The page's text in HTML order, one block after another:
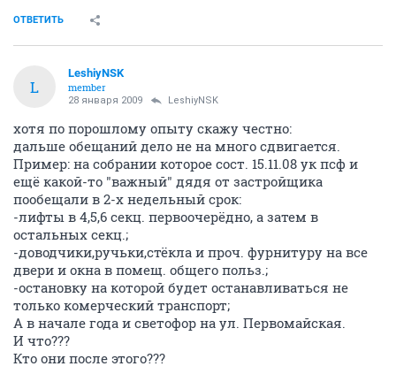
ОТВЕТИТЬ
L
LeshiyNSK
member
28 января 2009 LeshiyNSK
хотя по порошлому опыту скажу честно:
дальше обещаний дело не на много сдвигается.
Пример: на собрании которое сост. 15.11.08 ук псф и
ещё какой-то "важный" дядя от застройщика
пообещали в 2-х недельный срок:
-лифты в 4,5,6 секц. первоочерёдно, а затем в
остальных секц.;
-доводчики,ручьки,стёкла и проч. фурнитуру на все
двери и окна в помещ. общего польз.;
-остановку на которой будет останавливаться не
только комерческий транспорт;
А в начале года и светофор на ул. Первомайская.
И что???
Кто они после этого???